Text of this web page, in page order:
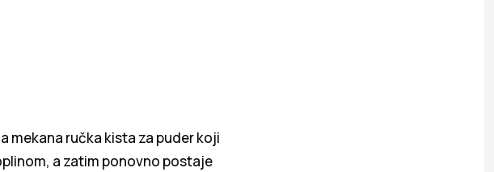
mekana ručka kista za puder koji
a zatim ponovno postaje